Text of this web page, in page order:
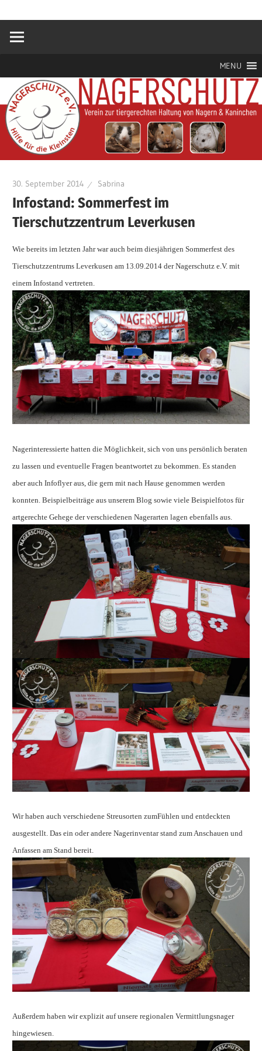
springen
Nagerschutz
für
MENU
30. September 2014 Sabrina
Infostand: Sommerfest im
Tierschutzzentrum Leverkusen
Wie bereits im letzten Jahr war auch beim diesjährigen Sommerfest des
Tierschutzzentrums Leverkusen am 13.09.2014 der Nagerschutz e.V. mit
einem Infostand vertreten.
Nagerinteressierte hatten die Möglichkeit, sich von uns persönlich beraten
zu lassen und eventuelle Fragen beantwortet zu bekommen. Es standen
aber auch Infoflyer aus, die gern mit nach Hause genommen werden
konnten. Beispielbeiträge aus unserem Blog sowie viele Beispielfotos für
artgerechte Gehege der verschiedenen Nagerarten lagen ebenfalls aus.
Wir haben auch verschiedene Streusorten zumFühlen und entdeckten
ausgestellt. Das ein oder andere Nagerinventar stand zum Anschauen und
Anfassen am Stand bereit.
Außerdem haben wir explizit auf unsere regionalen Vermittlungsnager
hingewiesen.